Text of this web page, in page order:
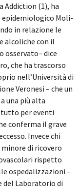
Addiction (1), ha
Moli-
in relazione le
alcoliche con il
osservato– dice
che ha trascorso
nell’Università di
Veronesi – che un
una più alta
per eventi
conferma il grave
Invece chi
di ricovero
rispetto
ospedalizzazioni –
del Laboratorio di